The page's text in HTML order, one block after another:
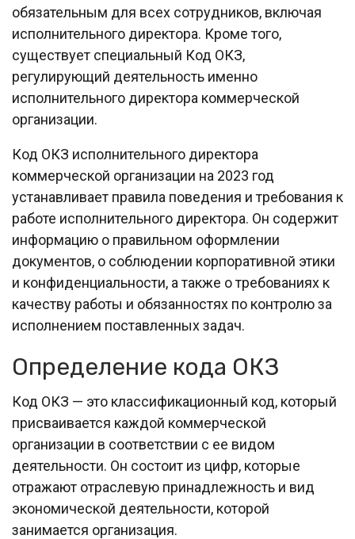
обязательным для всех сотрудников, включая
исполнительного директора. Кроме того,
существует специальный Код ОКЗ,
регулирующий деятельность именно
исполнительного директора коммерческой
организации.
Код ОКЗ исполнительного директора
коммерческой организации на 2023 год
устанавливает правила поведения и требования к
работе исполнительного директора. Он содержит
информацию о правильном оформлении
документов, о соблюдении корпоративной этики
и конфиденциальности, а также о требованиях к
качеству работы и обязанностях по контролю за
исполнением поставленных задач.
Определение кода ОКЗ
Код ОКЗ — это классификационный код, который
присваивается каждой коммерческой
организации в соответствии с ее видом
деятельности. Он состоит из цифр, которые
отражают отраслевую принадлежность и вид
экономической деятельности, которой
занимается организация.